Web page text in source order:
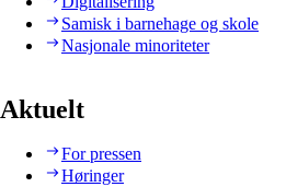
Samisk i barnehage og skole
Nasjonale minoriteter
Aktuelt
For pressen
Høringer